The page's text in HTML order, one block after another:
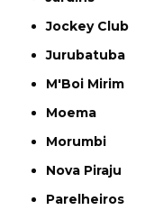
Jockey Club
Jurubatuba
M'Boi Mirim
Moema
Morumbi
Nova Piraju
Parelheiros